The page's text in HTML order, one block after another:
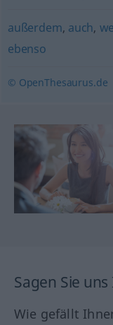
außerdem, auch,
ebenso
© OpenThesaurus.de
Sagen Sie
Wie gefällt